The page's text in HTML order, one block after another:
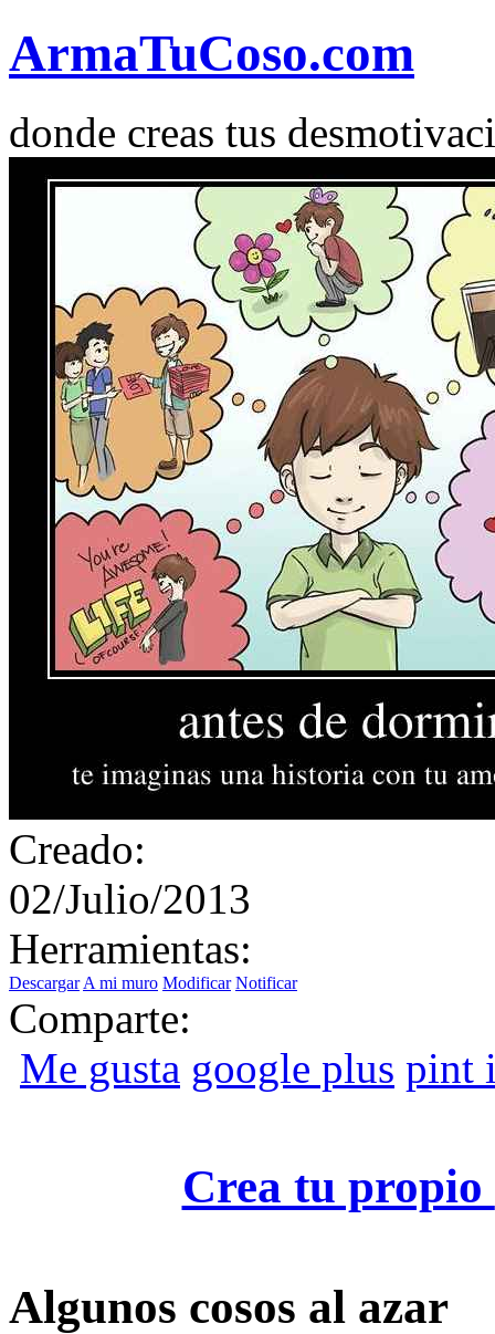
ArmaTuCoso.com
donde creas tus
Creado:
02/Julio/2013
Herramientas:
Descargar A mi muro Modificar Notificar
Comparte:
Me gusta google plus pint
Crea tu propio
Algunos cosos al azar